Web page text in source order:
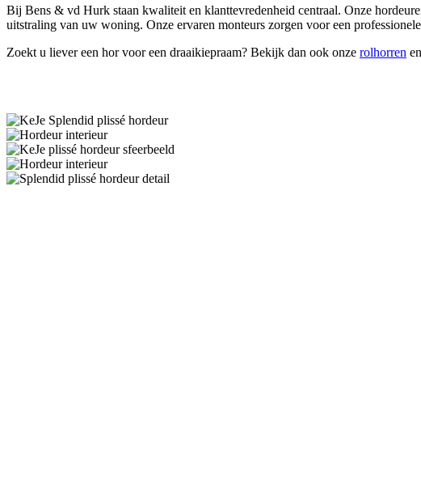
Bij Bens & vd Hurk staan kwaliteit en klanttevredenheid centraal. Onze
uitstraling van uw woning. Onze ervaren monteurs zorgen voor een
Zoekt u liever een hor voor een draaikiepraam? Bekijk dan ook onze rolhorren en